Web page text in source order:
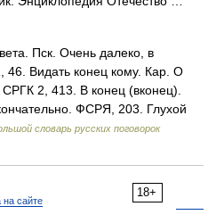
Пск. Очень далеко, в
Видать конец кому. Кар. О
2, 413. В конец (вконец).
ФСРЯ, 203. Глухой
словарь русских поговорок
18+
на сайте